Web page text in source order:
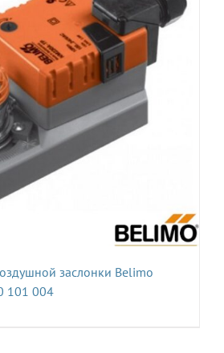
заслонки Belimo
101 004